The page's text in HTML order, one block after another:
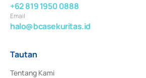
+62 819 1950 0888
Email
halo@bcasekuritas.id
Tautan
Tentang Kami